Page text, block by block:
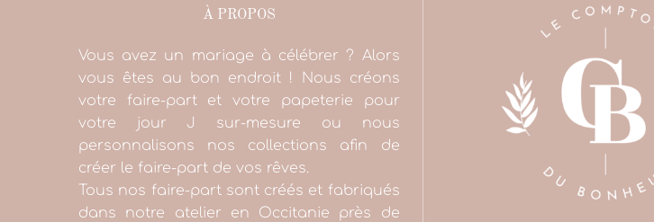
À PROPOS
Vous avez un mariage à célébrer ? Alors
vous êtes au bon endroit ! Nous créons
votre faire-part et votre papeterie pour
votre jour J sur-mesure ou nous
personnalisons nos collections afin de
créer le faire-part de vos rêves.
Tous nos faire-part sont créés et fabriqués
dans notre atelier en Occitanie près de